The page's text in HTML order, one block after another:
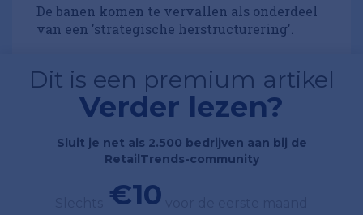
De banen komen te vervallen als onderdeel
van een 'strategische herstructurering'.
Dit is een premium artikel
Verder lezen?
Sluit je net als 2.500 bedrijven aan bij de
RetailTrends-community
€10